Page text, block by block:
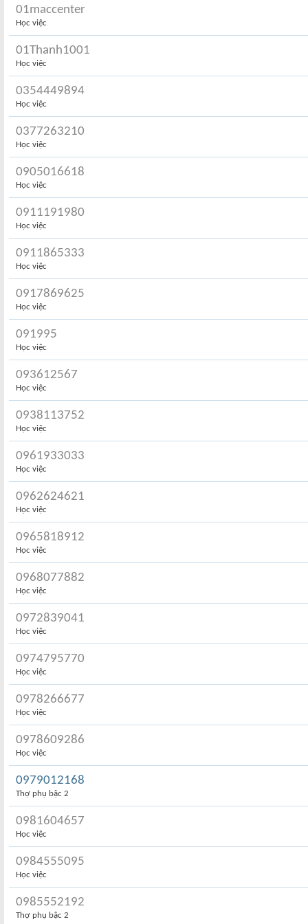
01maccenter
Học việc
01Thanh1001
Học việc
0354449894
Học việc
0377263210
Học việc
0905016618
Học việc
0911191980
Học việc
0911865333
Học việc
0917869625
Học việc
091995
Học việc
093612567
Học việc
0938113752
Học việc
0961933033
Học việc
0962624621
Học việc
0965818912
Học việc
0968077882
Học việc
0972839041
Học việc
0974795770
Học việc
0978266677
Học việc
0978609286
Học việc
0979012168
Thợ phụ bậc 2
0981604657
Học việc
0984555095
Học việc
0985552192
Thợ phụ bậc 2